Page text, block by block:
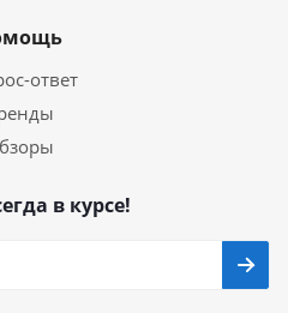
ответ
в курсе!